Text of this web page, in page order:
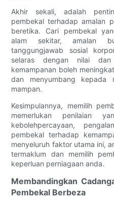
Akhir sekali, adalah
pembekal terhadap amalan
beretika. Cari pembekal
alam sekitar, amalan
tanggungjawab sosial
selaras dengan nilai
kemampanan boleh
dan menyumbang kepada
mampan.
Kesimpulannya, memilih
memerlukan penilaian
kebolehpercayaan,
pembekal terhadap
menyeluruh faktor utama ini,
termaklum dan memilih
keperluan perniagaan anda.
Membandingkan
Pembekal Berbeza